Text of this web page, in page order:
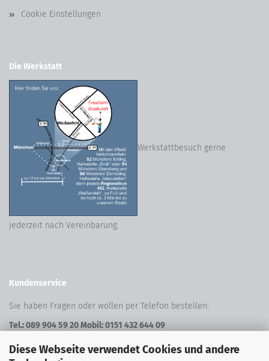
Diese Webseite verwendet Cookies und andere
Cookie Einstellungen
Die Werkstatt
Werkstattbesuch gerne
jederzeit nach Vereinbarung.
Kundenservice
Sie haben Fragen oder wollen per Telefon bestellen:
Tel.: 089 904 59 20 Mobil: 0151 432 644 09
Oder bestellen Sie per E-Mail unter: